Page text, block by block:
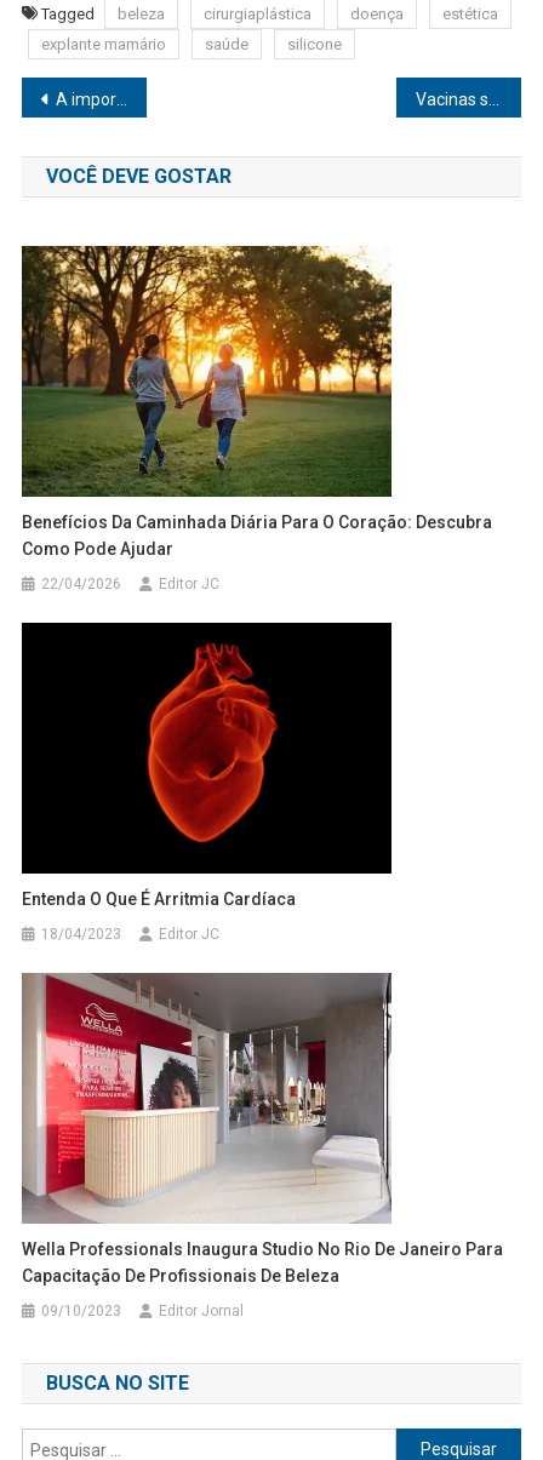
Tagged beleza cirurgiaplástica doença
estética
explante mamário
saúde silicone
Navegação
de
Post
A importância da atividade física durante a gravidez
VOCÊ DEVE GOSTAR
Benefícios Da Caminhada Diária Para O Coração: Descubra
Como Pode Ajudar
22/04/2026 Editor JC
Entenda O Que É Arritmia Cardíaca
18/04/2023 Editor JC
Wella Professionals Inaugura Studio No Rio De Janeiro Para
Capacitação De Profissionais De Beleza
09/10/2023 Editor Jornal
BUSCA NO SITE
Pesquisar